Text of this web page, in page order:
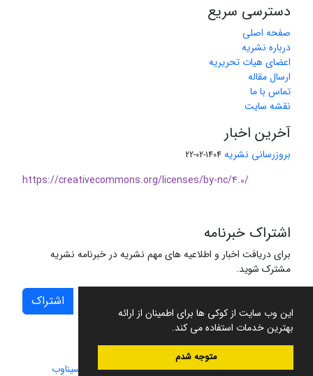
این وب سایت از کوکی ها برای اطمینان از ارائه
بهترین خدمات استفاده می کند.
متوجه شدم
دسترسی سریع
صفحه اصلی
درباره نشریه
اعضای هیات تحریریه
ارسال مقاله
تماس با ما
نقشه سایت
آخرین اخبار
بروزرسانی نشریه 1404-02-22
https://creativecommons.org/licenses/by-nc/4.0/
اشتراک خبرنامه
برای دریافت اخبار و اطلاعیه های مهم نشریه در خبرنامه نشریه
مشترک شوید.
اشتراک
سامانه مدیریت نشریات علمی.طراحی و پیاده سازی از سیناوب